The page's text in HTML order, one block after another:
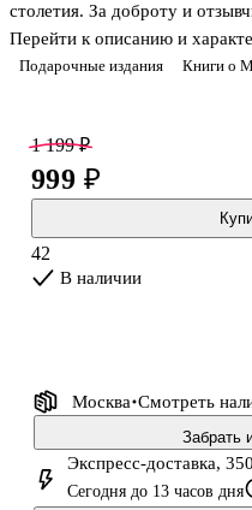
Подарочные издания Книги о
столетия. За доброту и
Гиляем», за талант
И. Е. Репин рисовал одного
веков: благодаря этим
сохранилась память о
провинции. «Москва и
опыта и жа
Перейти к описанию и
1 199 ₽
999 ₽
42
В наличии
Москва Смотреть
Забрать
Экспресс-доставка,
Сегодня до 13 часов дня